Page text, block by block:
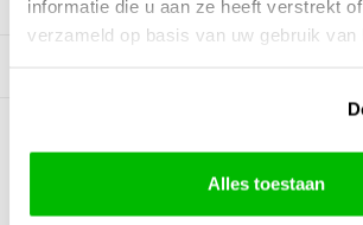
informatie die u aan ze heeft verstrekt
verzameld op basis van uw gebruik van
Alles toestaan
0Reviews